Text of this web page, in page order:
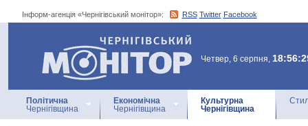
Інформ-агенція «Чернігівський монітор»: RSS Twitter Facebook
Інформ-агенція
«Чернігівський монітор»
Четвер, 6 серпня,
Політична
Чернігівщина
Економічна
Чернігівщина
Культурна
Чернігівщина